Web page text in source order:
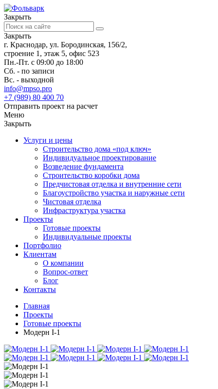
Закрыть
Закрыть
г. Краснодар, ул. Бородинская, 156/2,
строение 1, этаж 5, офис 523
Пн.-Пт. с 09:00 до 18:00
Сб. - по записи
Вс. - выходной
info@mpso.pro
+7 (989) 80 400 70
Отправить проект на расчет
Меню
Закрыть
Услуги и цены
Строительство дома «под ключ»
Индивидуальное проектирование
Возведение фундамента
Строительство коробки дома
Предчистовая отделка и внутренние сети
Благоустройство участка и наружные сети
Чистовая отделка
Инфраструктура участка
Проекты
Готовые проекты
Индивидуальные проекты
Портфолио
Клиентам
О компании
Вопрос-ответ
Блог
Контакты
Главная
Проекты
Готовые проекты
Модерн I-1